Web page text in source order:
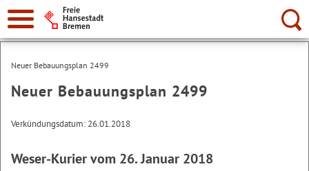
Suche:
Neuer Bebauungsplan 2499
Neuer Bebauungsplan 2499
Verkündungsdatum: 26.01.2018
Weser-Kurier vom 26. Januar 2018